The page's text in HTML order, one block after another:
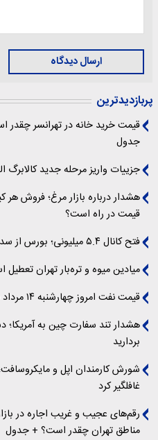
ارسال دیدگاه
پربازدیدترین
قیمت خرید خانه در تهرانسر چقدر
جدول
جزییات واریز مرحله جدید کالابرگ
قیمت در راه است؟
فتح کانال ۵.۴ میلیونی؛ بورس از سد مقاومت کلیدی عبور کرد
میادین میوه و تره‌بار تهران
قیمت نفت امروز چهارشنبه ۱۴ مرداد ۱۴۰۵
هشدار تند سفارت چین به
بردارید
شورش کارمندان اپل و
غافلگیر کرد
رقم‌های عجیب و غریب اجاره در
مناطق تهران چقدر است؟ + جدول